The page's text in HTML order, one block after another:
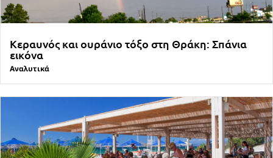
Κεραυνός και ουράνιο τόξο στη Θράκη: Σπάνια
εικόνα
Αναλυτικά